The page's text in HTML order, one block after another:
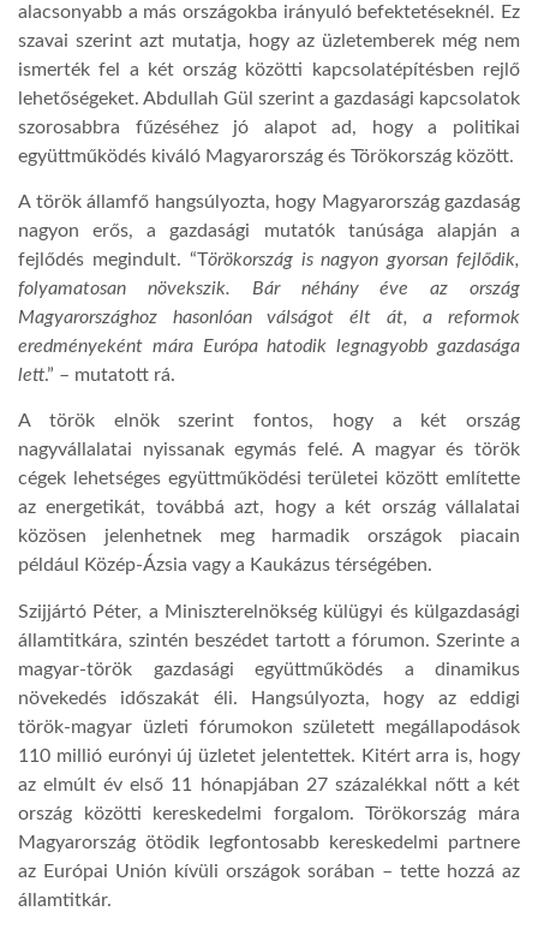
alacsonyabb a más országokba irányuló befektetéseknél. Ez
szavai szerint azt mutatja, hogy az üzletemberek még nem
ismerték fel a két ország közötti kapcsolatépítésben rejlő
lehetőségeket. Abdullah Gül szerint a gazdasági kapcsolatok
szorosabbra fűzéséhez jó alapot ad, hogy a politikai
együttműködés kiváló Magyarország és Törökország között.
A török államfő hangsúlyozta, hogy Magyarország gazdaság
nagyon erős, a gazdasági mutatók tanúsága alapján a
fejlődés megindult. “Törökország is nagyon gyorsan fejlődik,
folyamatosan növekszik.
Bár néhány éve az ország
Magyarországhoz hasonlóan válságot élt át, a reformok
eredményeként mára Európa hatodik legnagyobb gazdasága
lett.” – mutatott rá.
A török elnök szerint fontos, hogy a két ország
nagyvállalatai nyissanak egymás felé. A magyar és török
cégek lehetséges együttműködési területei között említette
az energetikát, továbbá azt, hogy a két ország vállalatai
közösen jelenhetnek meg harmadik országok piacain
például Közép-Ázsia vagy a Kaukázus térségében.
Szijjártó Péter, a Miniszterelnökség külügyi és külgazdasági
államtitkára, szintén beszédet tartott a fórumon. Szerinte a
magyar-török gazdasági együttműködés a dinamikus
növekedés időszakát éli. Hangsúlyozta, hogy az eddigi
török-magyar üzleti fórumokon született megállapodások
110 millió eurónyi új üzletet jelentettek. Kitért arra is, hogy
az elmúlt év első 11 hónapjában 27 százalékkal nőtt a két
ország közötti kereskedelmi forgalom. Törökország mára
Magyarország ötödik legfontosabb kereskedelmi partnere
az Európai Unión kívüli országok sorában – tette hozzá az
államtitkár.